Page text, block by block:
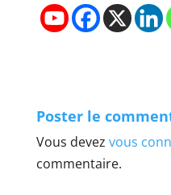
Poster le
Vous devez vous
commentaire.